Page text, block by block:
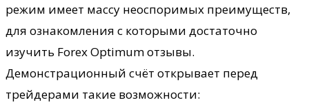
режим имеет массу неоспоримых преимуществ,
для ознакомления с которыми достаточно
изучить Forex Optimum отзывы.
Демонстрационный счёт открывает перед
трейдерами такие возможности: